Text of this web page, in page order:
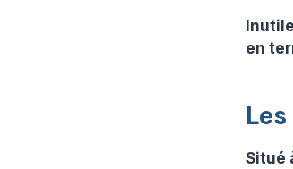
en
Situé